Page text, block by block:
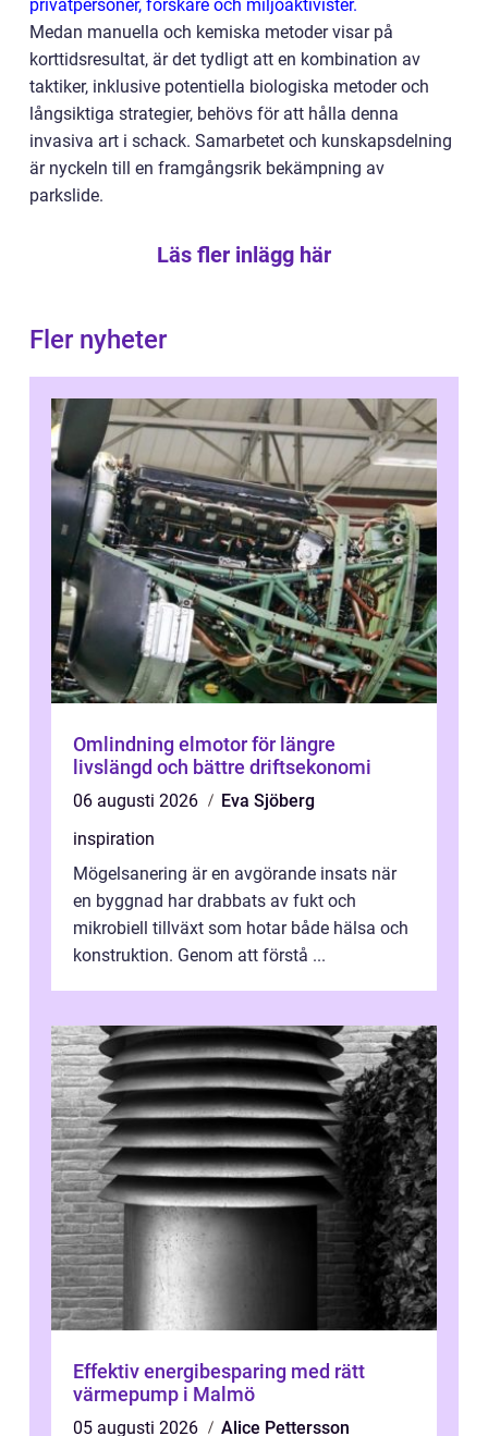
privatpersoner, forskare och miljöaktivister.
Medan manuella och kemiska metoder visar på
korttidsresultat, är det tydligt att en kombination av
taktiker, inklusive potentiella biologiska metoder och
långsiktiga strategier, behövs för att hålla denna
invasiva art i schack. Samarbetet och kunskapsdelning
är nyckeln till en framgångsrik bekämpning av
parkslide.
Läs fler inlägg här
Fler nyheter
Omlindning elmotor för längre
livslängd och bättre driftsekonomi
06 augusti 2026
Eva Sjöberg
inspiration
Mögelsanering är en avgörande insats när
en byggnad har drabbats av fukt och
mikrobiell tillväxt som hotar både hälsa och
konstruktion. Genom att förstå ...
Effektiv energibesparing med rätt
värmepump i Malmö
05 augusti 2026
Alice Pettersson